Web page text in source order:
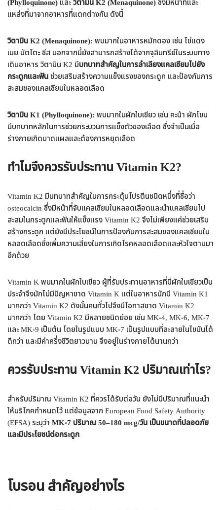
(Phylloquinone) และวิตามิน K2 (Menaquinone)ซึ่งมีหน้าที่และ
แหล่งที่มาจากอาหารที่แตกต่างกัน ดังนี้
วิตามิน K2 (Menaquinone): พบมากในอาหารหมักดอง เช่น ไข่แดง
เนย นัตโตะ ชีส นอกจากนี้ยังสามารถสร้างได้จากจุลินทรีย์ในระบบทาง
เดินอาหาร วิตามิน K2 มีบทบาทสำคัญในการลำเลียงแคลเซียมไปยัง
กระดูกและฟันช่วยเสริมสร้างความแข็งแรงของกระดูก และป้องกันการ
สะสมของแคลเซียมในหลอดเลือด
วิตามิน K1 (Phylloquinone): พบมากในผักใบเขียว เช่น คะน้า ผักโขม
มีบทบาทหลักในการช่วยกระบวนการแข็งตัวของเลือด ซึ่งจำเป็นเมื่อ
ร่างกายเกิดบาดแผลและต้องการหยุดเลือด
ทำไมจึงควรรับประทาน Vitamin K2?
Vitamin K2 มีบทบาทสำคัญในการกระตุ้นโปรตีนชนิดหนึ่งที่ชื่อว่า
osteocalcin ซึ่งมีหน้าที่จับแคลเซียมในหลอดเลือดและนำแคลเซียมไป
สะสมในกระดูกและฟันให้แข็งแรง Vitamin K2 จึงไม่เพียงแค่ช่วยเสริม
สร้างกระดูก แต่ยังมีประโยชน์ในการป้องกันการสะสมของแคลเซียมใน
หลอดเลือดซึ่งเพิ่มความเสี่ยงในการเกิดโรคหลอดเลือดและหัวใจตามมา
อีกด้วย
Vitamin K พบมากในผักใบเขียว ผู้ที่รับประทานอาหารที่มีผักใบเขียวเป็น
ประจำจึงมักไม่มีปัญหาขาด Vitamin K แต่ในอาหารมักมี Vitamin K1
มากกว่า Vitamin K2 ดังนั้นคนทั่วไปจึงมีโอกาสขาด Vitamin K2
มากกว่า โดย Vitamin K2 มีหลายชนิดย่อย เช่น MK-4, MK-6, MK-7
และ MK-9 เป็นต้น โดยในรูปแบบ MK-7 เป็นรูปแบบที่ละลายในไขมันได้
ดีกว่า และมีค่าครึ่งชีวิตยาวนาน จึงอยู่ในร่างกายได้นานกว่า
ควรรับประทาน Vitamin K2 ปริมาณเท่าไร?
สำหรับปริมาณ Vitamin K2 ที่ควรได้รับต่อวัน ยังไม่มีปริมาณที่แนะนำ
ให้บริโภคกำหนดไว้ แต่ข้อมูลจาก European Food Safety Authority
(EFSA) ระบุว่า MK-7 ปริมาณ 50–180 mcg/วัน เป็นขนาดที่ปลอดภัย
และมีประโยชน์ต่อกระดูก
โบรอน สำคัญอย่างไร